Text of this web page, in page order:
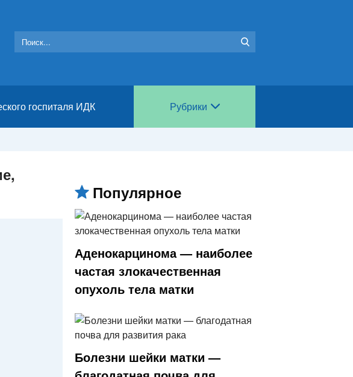
госпиталя ИДК Рубрики
Популярное
Аденокарцинома — наиболее
частая злокачественная
опухоль тела матки
Болезни шейки матки —